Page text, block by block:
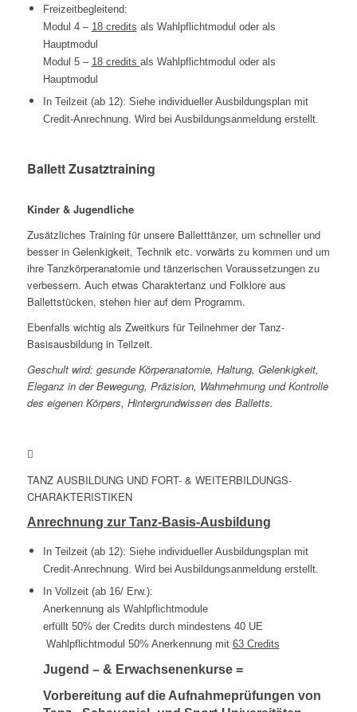
Freizeitbegleitend:
Modul 4 – 18 credits als Wahlpflichtmodul oder als
Hauptmodul
Modul 5 – 18 credits als Wahlpflichtmodul oder als
Hauptmodul
In Teilzeit (ab 12): Siehe individueller Ausbildungsplan mit
Credit-Anrechnung. Wird bei Ausbildungsanmeldung erstellt.
Ballett Zusatztraining
Kinder & Jugendliche
Zusätzliches Training für unsere Balletttänzer, um schneller und
besser in Gelenkigkeit, Technik etc. vorwärts zu kommen und um
ihre Tanzkörperanatomie und tänzerischen Voraussetzungen zu
verbessern. Auch etwas Charaktertanz und Folklore aus
Ballettstücken, stehen hier auf dem Programm.
Ebenfalls wichtig als Zweitkurs für Teilnehmer der Tanz-
Basisausbildung in Teilzeit.
Geschult wird: gesunde Körperanatomie, Haltung, Gelenkigkeit,
Eleganz in der Bewegung, Präzision, Wahrnehmung und Kontrolle
des eigenen Körpers, Hintergrundwissen des Balletts.
TANZ AUSBILDUNG UND FORT- & WEITERBILDUNGS-
CHARAKTERISTIKEN
Anrechnung zur Tanz-Basis-Ausbildung
In Teilzeit (ab 12): Siehe individueller Ausbildungsplan mit
Credit-Anrechnung. Wird bei Ausbildungsanmeldung erstellt.
In Vollzeit (ab 16/ Erw.):
Anerkennung als Wahlpflichtmodule
erfüllt 50% der Credits durch mindestens 40 UE
Wahlpflichtmodul 50% Anerkennung mit 63 Credits
Jugend – & Erwachsenenkurse =
Vorbereitung auf die Aufnahmeprüfungen von